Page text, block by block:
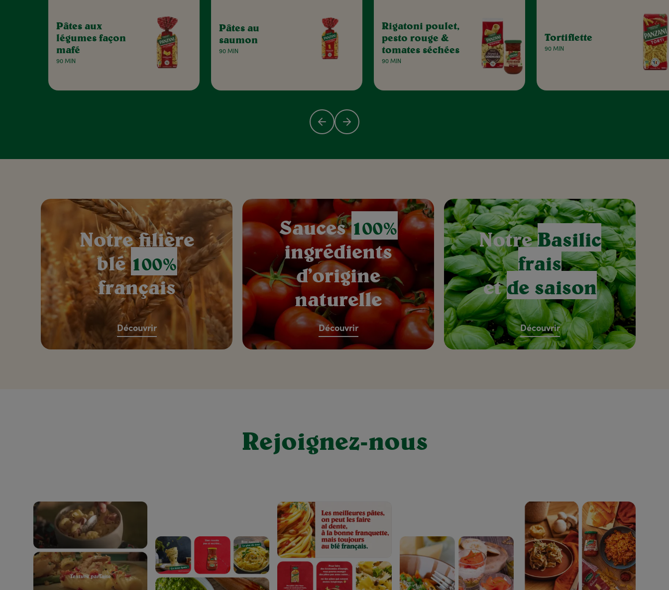
Pâtes aux
légumes façon
mafé
90 MIN
Pâtes au
saumon
90 MIN
Rigatoni poulet,
pesto rouge &
tomates séchées
90 MIN
Tortiflette
90 MIN
Notre filière
blé100%
français
Découvrir
Sauces100%
ingrédients
d’origine
naturelle
Découvrir
NotreBasilic
frais
etde saison
Découvrir
Rejoignez-nous